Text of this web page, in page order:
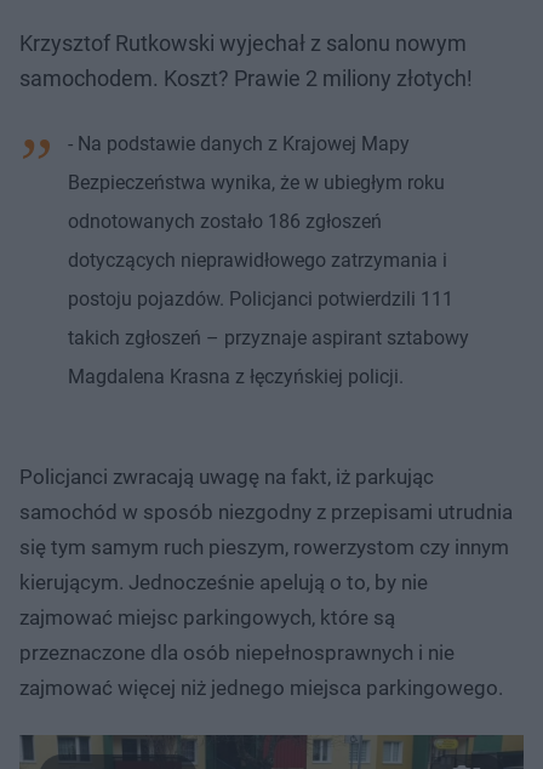
Krzysztof Rutkowski wyjechał z salonu nowym
samochodem. Koszt? Prawie 2 miliony złotych!
- Na podstawie danych z Krajowej Mapy
Bezpieczeństwa wynika, że w ubiegłym roku
odnotowanych zostało 186 zgłoszeń
dotyczących nieprawidłowego zatrzymania i
postoju pojazdów. Policjanci potwierdzili 111
takich zgłoszeń – przyznaje aspirant sztabowy
Magdalena Krasna z łęczyńskiej policji.
Policjanci zwracają uwagę na fakt, iż parkując
samochód w sposób niezgodny z przepisami utrudnia
się tym samym ruch pieszym, rowerzystom czy innym
kierującym. Jednocześnie apelują o to, by nie
zajmować miejsc parkingowych, które są
przeznaczone dla osób niepełnosprawnych i nie
zajmować więcej niż jednego miejsca parkingowego.